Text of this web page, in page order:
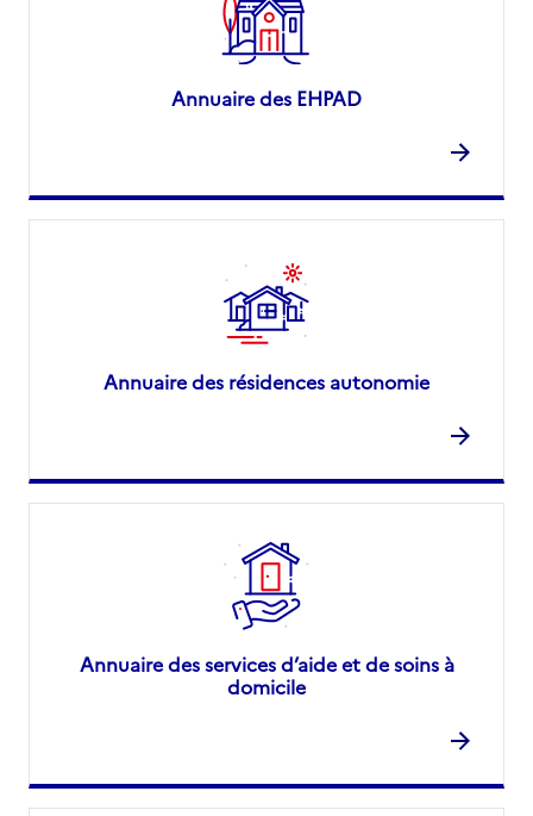
Annuaire des EHPAD
Annuaire des résidences autonomie
Annuaire des services d’aide et de soins à
domicile